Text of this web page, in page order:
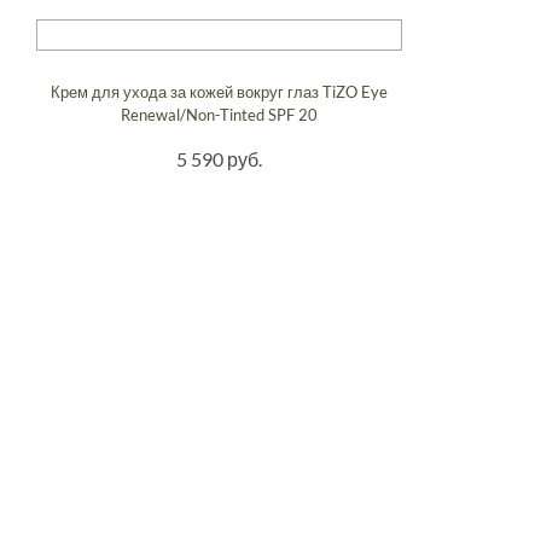
Крем для ухода за кожей вокруг глаз TiZO Eye
Renewal/Non-Tinted SPF 20
5 590 руб.